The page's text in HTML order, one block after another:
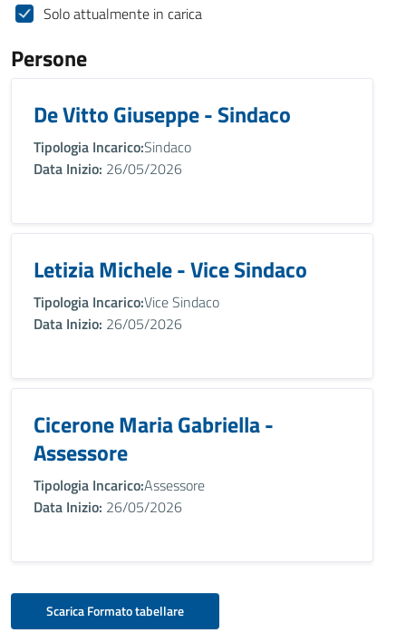
Solo attualmente in carica
Persone
De Vitto Giuseppe - Sindaco
Tipologia Incarico:Sindaco
Data Inizio: 26/05/2026
Letizia Michele - Vice Sindaco
Tipologia Incarico:Vice Sindaco
Data Inizio: 26/05/2026
Cicerone Maria Gabriella -
Assessore
Tipologia Incarico:Assessore
Data Inizio: 26/05/2026
Scarica Formato tabellare